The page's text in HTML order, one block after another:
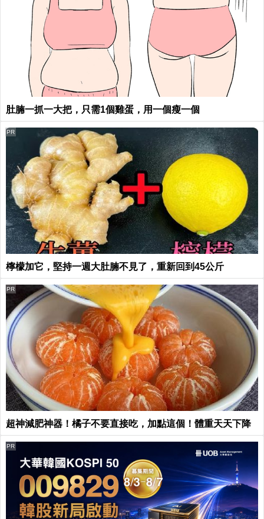
肚腩一抓一大把，只需1個雞蛋，用一個瘦一個
檸檬加它，堅持一週大肚腩不見了，重新回到45公斤
PR
超神減肥神器！橘子不要直接吃，加點這個！體重天天下降
PR
PR